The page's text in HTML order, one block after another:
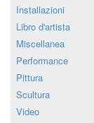
Installazioni
Libro d'artista
Miscellanea
Performance
Pittura
Scultura
Video